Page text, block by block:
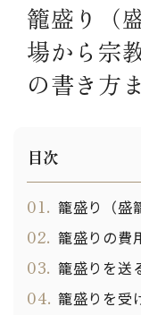
籠盛り（
場から宗
の書き方
目次
01. 籠盛り（盛
02. 籠盛りの費
03. 籠盛りを送
04. 籠盛りを受